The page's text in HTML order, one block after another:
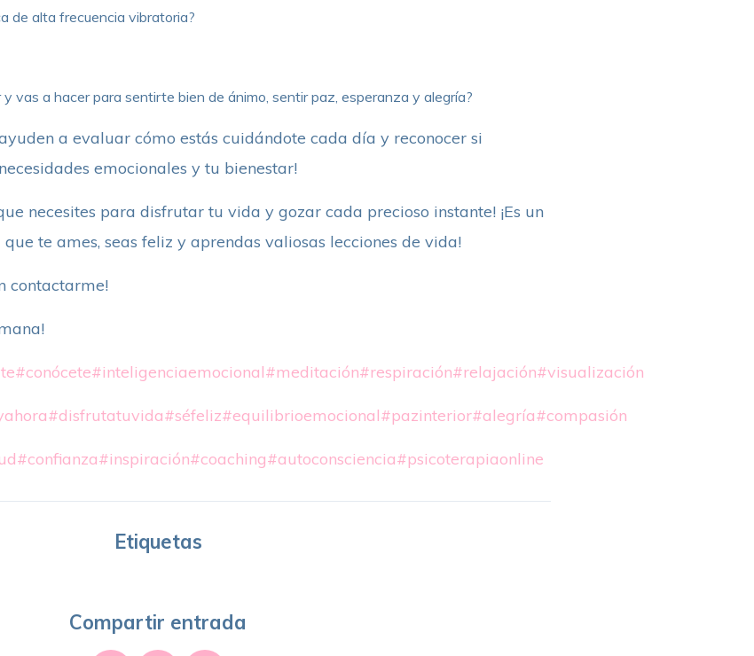
de alta frecuencia vibratoria?
vas a hacer para sentirte bien de ánimo, sentir paz, esperanza y alegría?
a evaluar cómo estás cuidándote cada día y reconocer si
emocionales y tu bienestar!
necesites para disfrutar tu vida y gozar cada precioso instante! ¡Es un
te ames, seas feliz y aprendas valiosas lecciones de vida!
contactarme!
#conócete#inteligenciaemocional#meditación#respiración#relajación#visualización
#disfrutatuvida#séfeliz#equilibrioemocional#pazinterior#alegría#compasión
#confianza#inspiración#coaching#autoconsciencia#psicoterapiaonline
Etiquetas
Compartir entrada